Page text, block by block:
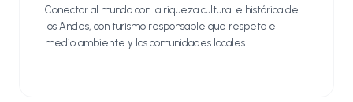
Conectar al mundo con la riqueza cultural e histórica de
los Andes, con turismo responsable que respeta el
medio ambiente y las comunidades locales.